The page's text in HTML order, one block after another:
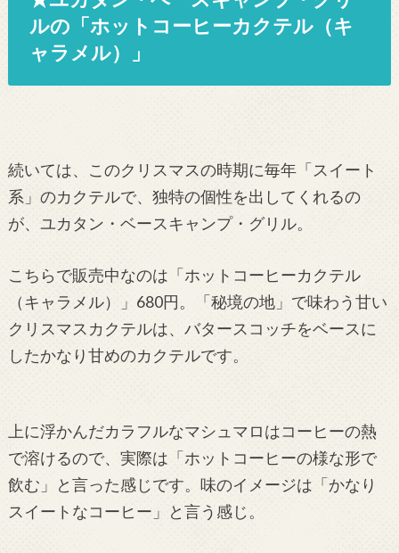
ルの「ホットコーヒーカクテル（キ
ャラメル）」
続いては、このクリスマスの時期に毎年「スイート
系」のカクテルで、独特の個性を出してくれるの
が、ユカタン・ベースキャンプ・グリル。
こちらで販売中なのは「ホットコーヒーカクテル
（キャラメル）」680円。「秘境の地」で味わう甘い
クリスマスカクテルは、バタースコッチをベースに
したかなり甘めのカクテルです。
上に浮かんだカラフルなマシュマロはコーヒーの熱
で溶けるので、実際は「ホットコーヒーの様な形で
飲む」と言った感じです。味のイメージは「かなり
スイートなコーヒー」と言う感じ。